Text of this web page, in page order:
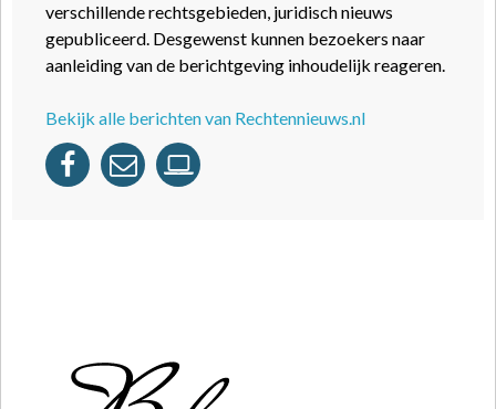
verschillende rechtsgebieden, juridisch nieuws
gepubliceerd. Desgewenst kunnen bezoekers naar
aanleiding van de berichtgeving inhoudelijk reageren.
Bekijk alle berichten van Rechtennieuws.nl